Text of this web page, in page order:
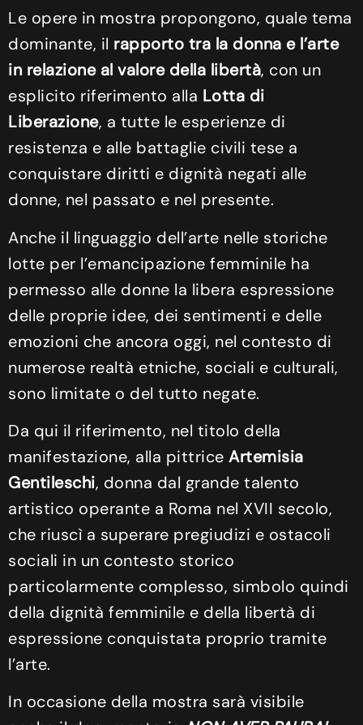
Le opere in mostra propongono, quale tema
dominante, il rapporto tra la donna e l’arte
in relazione al valore della libertà, con un
esplicito riferimento alla Lotta di
Liberazione, a tutte le esperienze di
resistenza e alle battaglie civili tese a
conquistare diritti e dignità negati alle
donne, nel passato e nel presente.
Anche il linguaggio dell’arte nelle storiche
lotte per l’emancipazione femminile ha
permesso alle donne la libera espressione
delle proprie idee, dei sentimenti e delle
emozioni che ancora oggi, nel contesto di
numerose realtà etniche, sociali e culturali,
sono limitate o del tutto negate.
Da qui il riferimento, nel titolo della
manifestazione, alla pittrice Artemisia
Gentileschi, donna dal grande talento
artistico operante a Roma nel XVII secolo,
che riuscì a superare pregiudizi e ostacoli
sociali in un contesto storico
particolarmente complesso, simbolo quindi
della dignità femminile e della libertà di
espressione conquistata proprio tramite
l’arte.
In occasione della mostra sarà visibile